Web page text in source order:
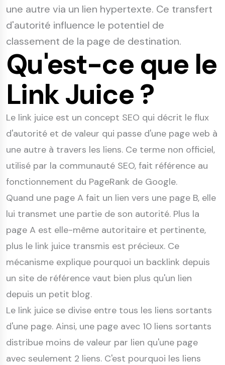
une autre via un lien hypertexte. Ce transfert
d'autorité influence le potentiel de
classement de la page de destination.
Qu'est-ce que le
Link Juice ?
Le link juice est un concept SEO qui décrit le flux
d'autorité et de valeur qui passe d'une page web à
une autre à travers les liens. Ce terme non officiel,
utilisé par la communauté SEO, fait référence au
fonctionnement du PageRank de Google.
Quand une page A fait un lien vers une page B, elle
lui transmet une partie de son autorité. Plus la
page A est elle-même autoritaire et pertinente,
plus le link juice transmis est précieux. Ce
mécanisme explique pourquoi un backlink depuis
un site de référence vaut bien plus qu'un lien
depuis un petit blog.
Le link juice se divise entre tous les liens sortants
d'une page. Ainsi, une page avec 10 liens sortants
distribue moins de valeur par lien qu'une page
avec seulement 2 liens. C'est pourquoi les liens